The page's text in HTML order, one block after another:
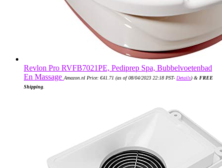
Revlon Pro RVFB7021PE, Pediprep Spa, Bubbelvoetenbad
En Massage Amazon.nl Price: €41.71 (as of 08/04/2023 22:18 PST- Details) & FREE
Shipping